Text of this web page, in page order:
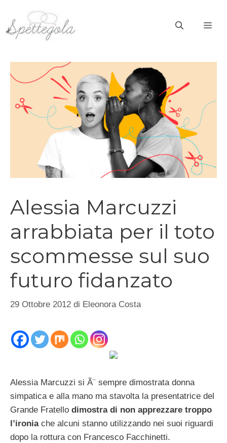
contenuto
Alessia Marcuzzi
arrabbiata per il toto
scommesse sul suo
futuro fidanzato
29 Ottobre 2012 di Eleonora Costa
Alessia Marcuzzi si Ã¨ sempre dimostrata donna
simpatica e alla mano ma stavolta la presentatrice del
Grande Fratello dimostra di non apprezzare troppo
l’ironiache alcuni stanno utilizzando nei suoi riguardi
dopo la rottura con Francesco Facchinetti.